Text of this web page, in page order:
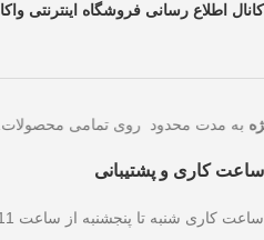
کانال اطلاع رسانی فروشگاه اینترنتی
به مدت محدود روی تمامی
ساعت کاری و پشتیبانی
ساعت کاری شنبه تا پنجشنبه از ساعت 11 صبح الی 20